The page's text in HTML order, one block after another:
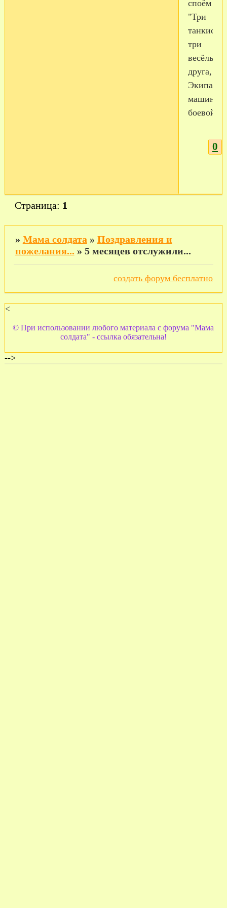
споём
"Три
танкиста,
три
весёлых
друга,
Экипаж
машины
боевой!"
0
Страница: 1
» Мама солдата » Поздравления и
пожелания... » 5 месяцев отслужили...
создать форум бесплатно
<
© При использовании любого материала с форума "Мама
солдата" - ссылка обязательна!
-->